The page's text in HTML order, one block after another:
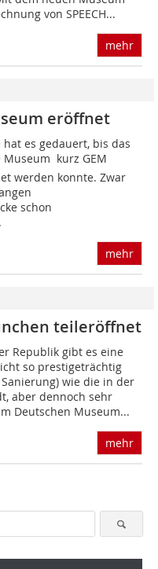
von SPEECH...
mehr
eröffnet
hat es gedauert, bis das
 kurz GEM 
werden konnte. Zwar
schon
mehr
teileröffnet
Republik gibt es eine
so prestigeträchtig
wie die in der
aber dennoch sehr
Deutschen Museum...
mehr